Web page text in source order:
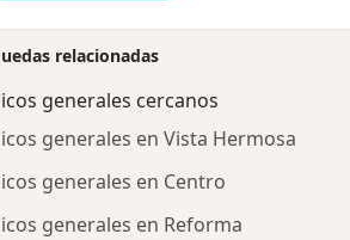
relacionadas
generales cercanos
generales en Vista Hermosa
generales en Centro
generales en Reforma